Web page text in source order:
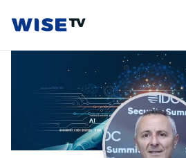
Wise TV